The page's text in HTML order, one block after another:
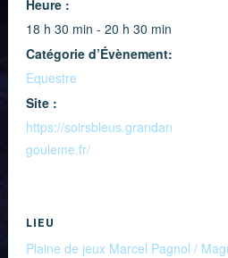
Heure :
18 h 30 min - 20 h 30 min
Catégorie d’Évènement:
Equestre
Site :
https://soirsbleus.grandan
gouleme.fr/
LIEU
Plaine de jeux Marcel Pagnol /